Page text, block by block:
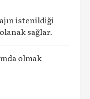
istenildiği
sağlar.
olmak